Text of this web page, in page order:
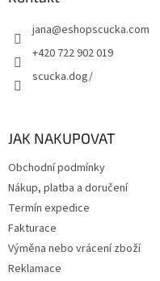
jana@eshopscucka.com
+420 722 902 019
scucka.dog/
JAK NAKUPOVAT
Obchodní podmínky
Nákup, platba a doručení
Termín expedice
Fakturace
Výměna nebo vrácení zboží
Reklamace